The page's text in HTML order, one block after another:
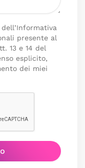
presente al
13 e 14 del
esplicito,
dei miei